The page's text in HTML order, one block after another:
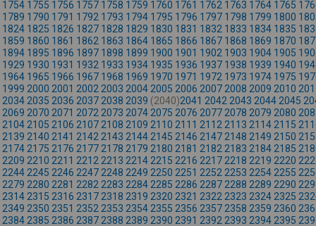
1754 1755 1756 1757 1758 1759 1760 1761 1762 1763 1764 1765
1789 1790 1791 1792 1793 1794 1795 1796 1797 1798 1799 1800
1824 1825 1826 1827 1828 1829 1830 1831 1832 1833 1834 1835
1859 1860 1861 1862 1863 1864 1865 1866 1867 1868 1869 1870
1894 1895 1896 1897 1898 1899 1900 1901 1902 1903 1904 1905
1929 1930 1931 1932 1933 1934 1935 1936 1937 1938 1939 1940
1964 1965 1966 1967 1968 1969 1970 1971 1972 1973 1974 1975
1999 2000 2001 2002 2003 2004 2005 2006 2007 2008 2009 2010
2034 2035 2036 2037 2038 2039 (2040)2041 2042 2043 2044 2045
2069 2070 2071 2072 2073 2074 2075 2076 2077 2078 2079 2080
2104 2105 2106 2107 2108 2109 2110 2111 2112 2113 2114 2115
2139 2140 2141 2142 2143 2144 2145 2146 2147 2148 2149 2150
2174 2175 2176 2177 2178 2179 2180 2181 2182 2183 2184 2185
2209 2210 2211 2212 2213 2214 2215 2216 2217 2218 2219 2220
2244 2245 2246 2247 2248 2249 2250 2251 2252 2253 2254 2255
2279 2280 2281 2282 2283 2284 2285 2286 2287 2288 2289 2290
2314 2315 2316 2317 2318 2319 2320 2321 2322 2323 2324 2325
2349 2350 2351 2352 2353 2354 2355 2356 2357 2358 2359 2360
2384 2385 2386 2387 2388 2389 2390 2391 2392 2393 2394 2395